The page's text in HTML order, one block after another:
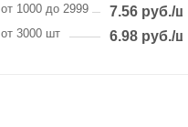
от 1000 до 2999 шт 7.56руб./шт
от 3000 шт 6.98руб./шт